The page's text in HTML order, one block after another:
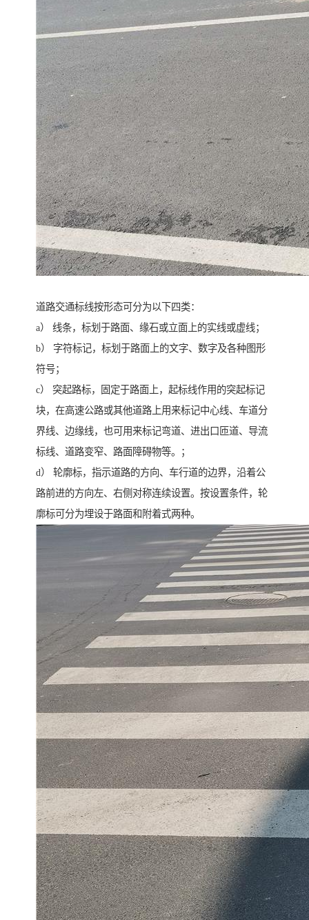
道路交通标线按形态可分为以下四类：
a） 线条，标划于路面、缘石或立面上的实线或虚线；
b） 字符标记，标划于路面上的文字、数字及各种图形
符号；
c） 突起路标，固定于路面上，起标线作用的突起标记
块，在高速公路或其他道路上用来标记中心线、车道分
界线、边缘线，也可用来标记弯道、进出口匝道、导流
标线、道路变窄、路面障碍物等。；
d） 轮廓标，指示道路的方向、车行道的边界，沿着公
路前进的方向左、右侧对称连续设置。按设置条件，轮
廓标可分为埋设于路面和附着式两种。